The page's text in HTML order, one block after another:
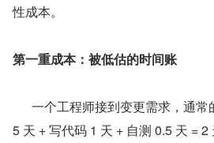
性成本。
第一重成本：被低估的时间账
5 天 + 写代码 1 天 + 自测 0.5 天 =